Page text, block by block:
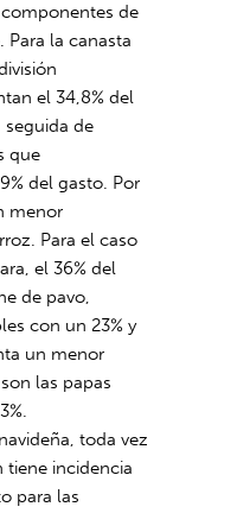
de
Para la canasta
el 34,8% del
seguida de
que
del gasto. Por
menor
Para el caso
el 36% del
de pavo,
con un 23% y
un menor
las papas
toda vez
tiene incidencia
para las